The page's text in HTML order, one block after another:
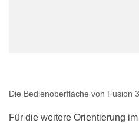
Die Bedienoberfläche von Fusion
Für die weitere Orientierung